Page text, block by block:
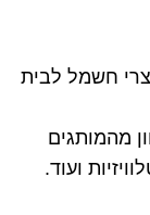
חשמל לבית
מהמותגים
ועוד.